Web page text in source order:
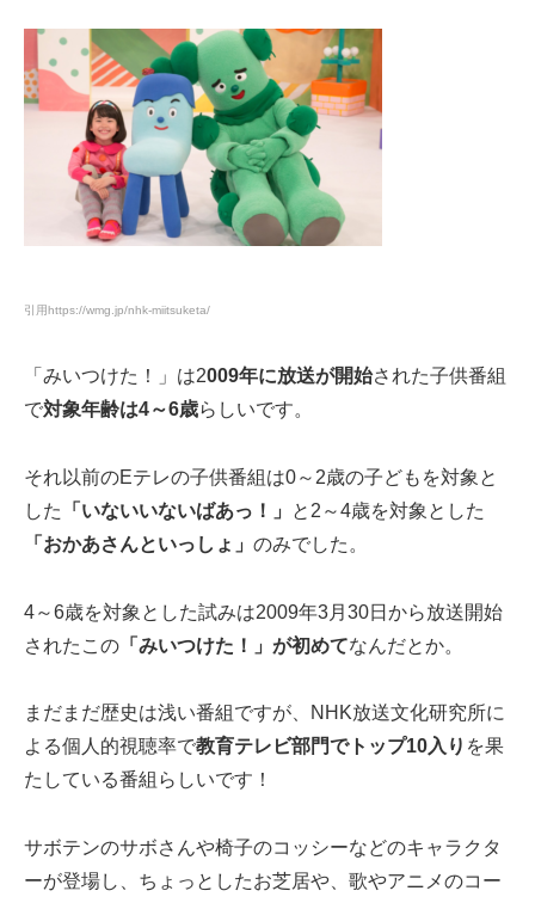
引用https://wmg.jp/nhk-miitsuketa/
「みいつけた！」は2009年に放送が開始された子供番組
で対象年齢は4～6歳らしいです。
それ以前のEテレの子供番組は0～2歳の子どもを対象と
した
「いないいないばあっ！」
と2～4歳を対象とした
「おかあさんといっしょ」 のみでした。
4～6歳を対象とした試みは2009年3月30日から放送開始
されたこの 「みいつけた！」が初めてなんだとか。
まだまだ歴史は浅い番組ですが、NHK放送文化研究所に
よる個人的視聴率で教育テレビ部門でトップ10入り を果
たしている番組らしいです！
サボテンのサボさんや椅子のコッシーなどのキャラクタ
ーが登場し、ちょっとしたお芝居や、歌やアニメのコー